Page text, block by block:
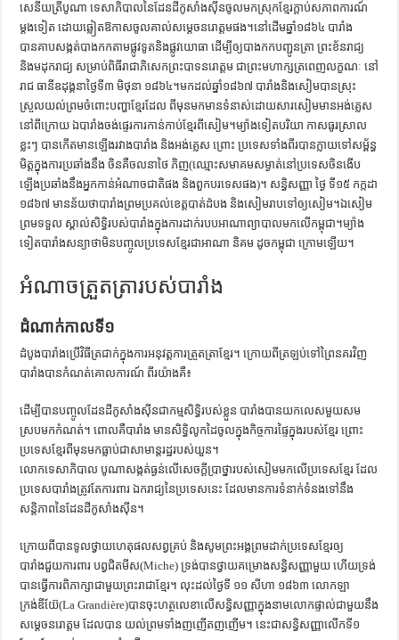
សេនីយត្រីបូណា ទេសាភិបាលនៃដែនដីកូសាំងស៊ីនចូលមកស្រុកខ្មែរក្ដាប់សភាពការណ៍
ម្ដងទៀត ដោយឆ្លៀតឱកាសចូលគាល់សម្ដេចនរោត្ដមផង។នៅដើមឆ្នាំ១៨៦៤ បារាំង
បានគាបសង្កត់បាងកកតាមផ្លូវទូតនិងផ្លូវយោធា ដើម្បីឲ្យបាងកកបញ្ជូនត្រា ព្រះខ័នរាជ្យ
និងមដុករាជ្យ សម្រាប់ពិធីរាជាភិសេកព្រះបាទនរោត្ដម ជាព្រះមហាក្សត្រពេញលក្ខណៈ នៅ
រាជ ធានីឧដុង្គនាថ្ងៃទី៣ មិថុនា ១៨៦៤។មកដល់ឆ្នាំ១៨៦៧ បារាំងនិងសៀមបានស្រុះ
ស្រួលយល់ព្រមចំពោះបញ្ហាខ្មែរដែល ពីមុនមកមានទំនាស់ដោយសារសៀមមានអង់គ្លេស
នៅពីក្រោយ ឯបារាំងចង់ផ្ទេរការកាន់កាប់ខ្មែរពីសៀម។ម្យ៉ាងទៀតបរិយា កាសធូរស្រាល
ខ្លះៗ បានកើតមានឡើងរវាងបារាំង និងអង់គ្លេស ព្រោះ ប្រទេសទាំងពីរបានក្លាយទៅសម្ព័ន្ធ
មិត្តក្នុងការប្រឆាំងនឹង ចិនគឺចលនាថៃ ភិញ(ឈ្មោះសមាគមសម្ងាត់នៅប្រទេសចិនងើប
ឡើងប្រឆាំងនឹងអ្នកកាន់អំណាចជាតិផង និងពួកបរទេសផង)។ សន្ធិសញ្ញា ថ្ងៃ ទី១៥ កក្កដា
១៨៦៧ មានន័យថាបារាំងព្រមប្រគល់ខេត្តបាត់ដំបង និងសៀមរាបទៅឲ្យសៀម។ឯសៀម
ព្រមទទួល ស្គាល់សិទ្ធិរបស់បារាំងក្នុងការដាក់របបអាណាព្យាបាលមកលើកម្ពុជា។ម្យ៉ាង
ទៀតបារាំងសន្យាថាមិនបញ្ចូលប្រទេសខ្មែរជាអាណា និគម ដូចកម្ពុជា ក្រោមឡើយ។
អំណាចត្រួតត្រារបស់បារាំង
ដំណាក់កាលទី១
ដំបូងបារាំងប្រើវិធីត្រជាក់ក្នុងការអនុវត្តការត្រួតត្រាខ្មែរ។ ក្រោយពីត្រឡប់ទៅព្រៃនគរវិញ
បារាំងបានកំណត់គោលការណ៍ ពីរយ៉ាងគឺ៖
ដើម្បីបានបញ្ចូលដែនដីកូសាំងស៊ីនជាកម្មសិទ្ធិរបស់ខ្លួន បារាំងបានយកលេសមួយសម
ស្របមកកំណត់។ ពោលគឺបារាំង មានសិទ្ធិលូកដៃចូលក្នុងកិច្ចការផ្ទៃក្នុងរបស់ខ្មែរ ព្រោះ
ប្រទេសខ្មែរពីមុនមកធ្លាប់ជាសាមាន្តរដ្ឋរបស់យួន។
លោកទេសាភិបាល បូណាសង្កត់ធ្ងន់លើសេចក្ដីប្រាថ្នារបស់សៀមមកលើប្រទេសខ្មែរ ដែល
ប្រទេសបារាំងត្រូវតែការពារ ឯករាជ្យនៃប្រទេសនេះ ដែលមានការទំនាក់ទំនងទៅនឹង
សន្តិភាពនៃដែនដីកូសាំងស៊ីន។
ក្រោយពីបានទូលថ្វាយហេតុផលសព្វគ្រប់ និងសូមព្រះអង្គព្រមដាក់ប្រទេសខ្មែរឲ្យ
បារាំងជួយការពារ បព្វជិតមីស(Miche) ទ្រង់បានថ្វាយគម្រោងសន្ធិសញ្ញាមួយ ហើយទ្រង់
បានធ្វើការពិភាក្សាជាមួយព្រះរាជាខ្មែរ។ លុះដល់ថ្ងៃទី ១១ សីហា ១៨៦៣ លោកឡា
ក្រង់ឌីយ៊ែ(La Grandière)បានចុះហត្ថលេខាលើសន្ធិសញ្ញាក្នុងនាមលោកផ្ទាល់ជាមួយនឹង
សម្ដេចនរោត្ដម ដែលបាន យល់ព្រមទាំងញញើតញញើម។ នេះជាសន្ធិសញ្ញាលើកទី១